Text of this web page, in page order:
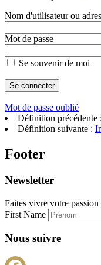
Nom d'utilisateur ou
Mot de passe
Se souvenir de moi
Mot de passe oublié
Définition précédente :
Définition suivante :
Footer
Newsletter
Faites vivre votre
First Name
Nous suivre